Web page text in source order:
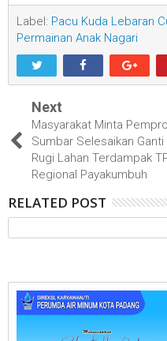
Label: Pacu Kuda Lebaran
Permainan Anak Nagari
Next
Masyarakat Minta
Sumbar Selesaikan Ganti
Rugi Lahan Terdampak
Regional Payakumbuh
RELATED POST